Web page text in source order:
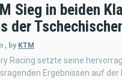
Sieg in beiden
der
, by KTM
Racing setzte seine
Ergebnissen auf der